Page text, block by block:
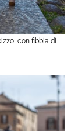
con fibbia di